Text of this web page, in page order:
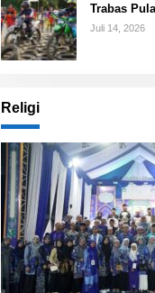
Trabas
Juli 14, 2026
Religi